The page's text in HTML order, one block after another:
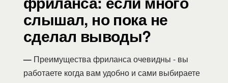
слышал, но пока не
сделал выводы?
— Преимущества фриланса очевидны - вы
работаете когда вам удобно и сами выбираете